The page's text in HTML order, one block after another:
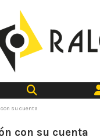
su cuenta
con su cuenta